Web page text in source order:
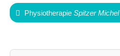
Physiotherapie Spitzer Michel